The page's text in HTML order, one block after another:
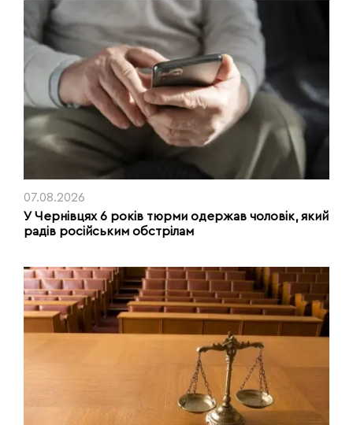
07.08.2026
У Чернівцях 6 років тюрми одержав чоловік, який
радів російським обстрілам